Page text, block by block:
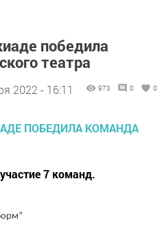
победила
театра
2022 - 16:11 973 0 0
7 команд.